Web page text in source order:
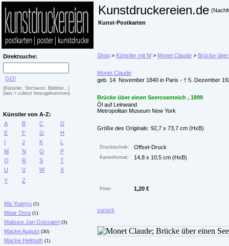
Kunstdruckereien.de
Kunst-Postkarten
Direktsuche:
GO!
(Künstler, Stichwort, Bildtitel...)
(last = zuletzt hinzugekommen)
Künstler von A-Z:
A
B C
D
E
F G
H
I
J K
L
M
N O
P
Q
R S
T
U
V W
X
Y
Z
Ma Yuanyu (1)
Maar Dora (1)
Mabuse Jan Gossaert (3)
Macke August (30)
Macke Helmuth (1)
Shop > Künstler mit M > Monet Claude > Brücke
Monet Claude
geb. 14. November 1840 in Paris - † 5. Dezember
Brücke über einen Seerosenteich , 1899
Öl auf Leinwand
Metropolitan Museum New York
Größe des Originals: 92,7 x 73,7 cm (HxB)
Drucktechnik: Offset-Druck
Kartenformat: 14,8 x 10,5 cm (HxB)
Preis: 1,20 €
zurück